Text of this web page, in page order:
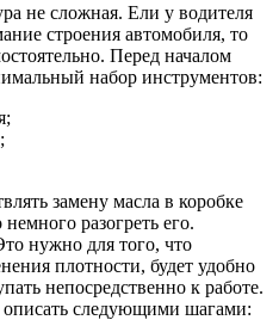
не сложная. Ели у водителя
строения автомобиля, то
Перед началом
набор инструментов:
замену масла в коробке
разогреть его.
нужно для того, что
плотности, будет удобно
непосредственно к работе.
следующими шагами: